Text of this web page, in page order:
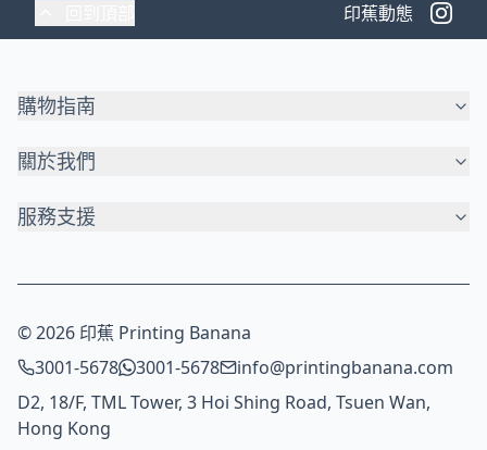
印蕉動態
購物指南
關於我們
服務支援
© 2026 印蕉 Printing Banana
3001-5678
3001-5678
info@printingbanana.com
D2, 18/F, TML Tower, 3 Hoi Shing Road, Tsuen Wan,
Hong Kong